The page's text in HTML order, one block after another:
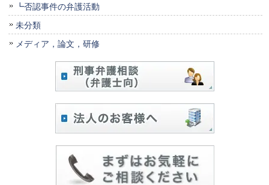
┗否認事件の弁護活動
未分類
メディア，論文，研修